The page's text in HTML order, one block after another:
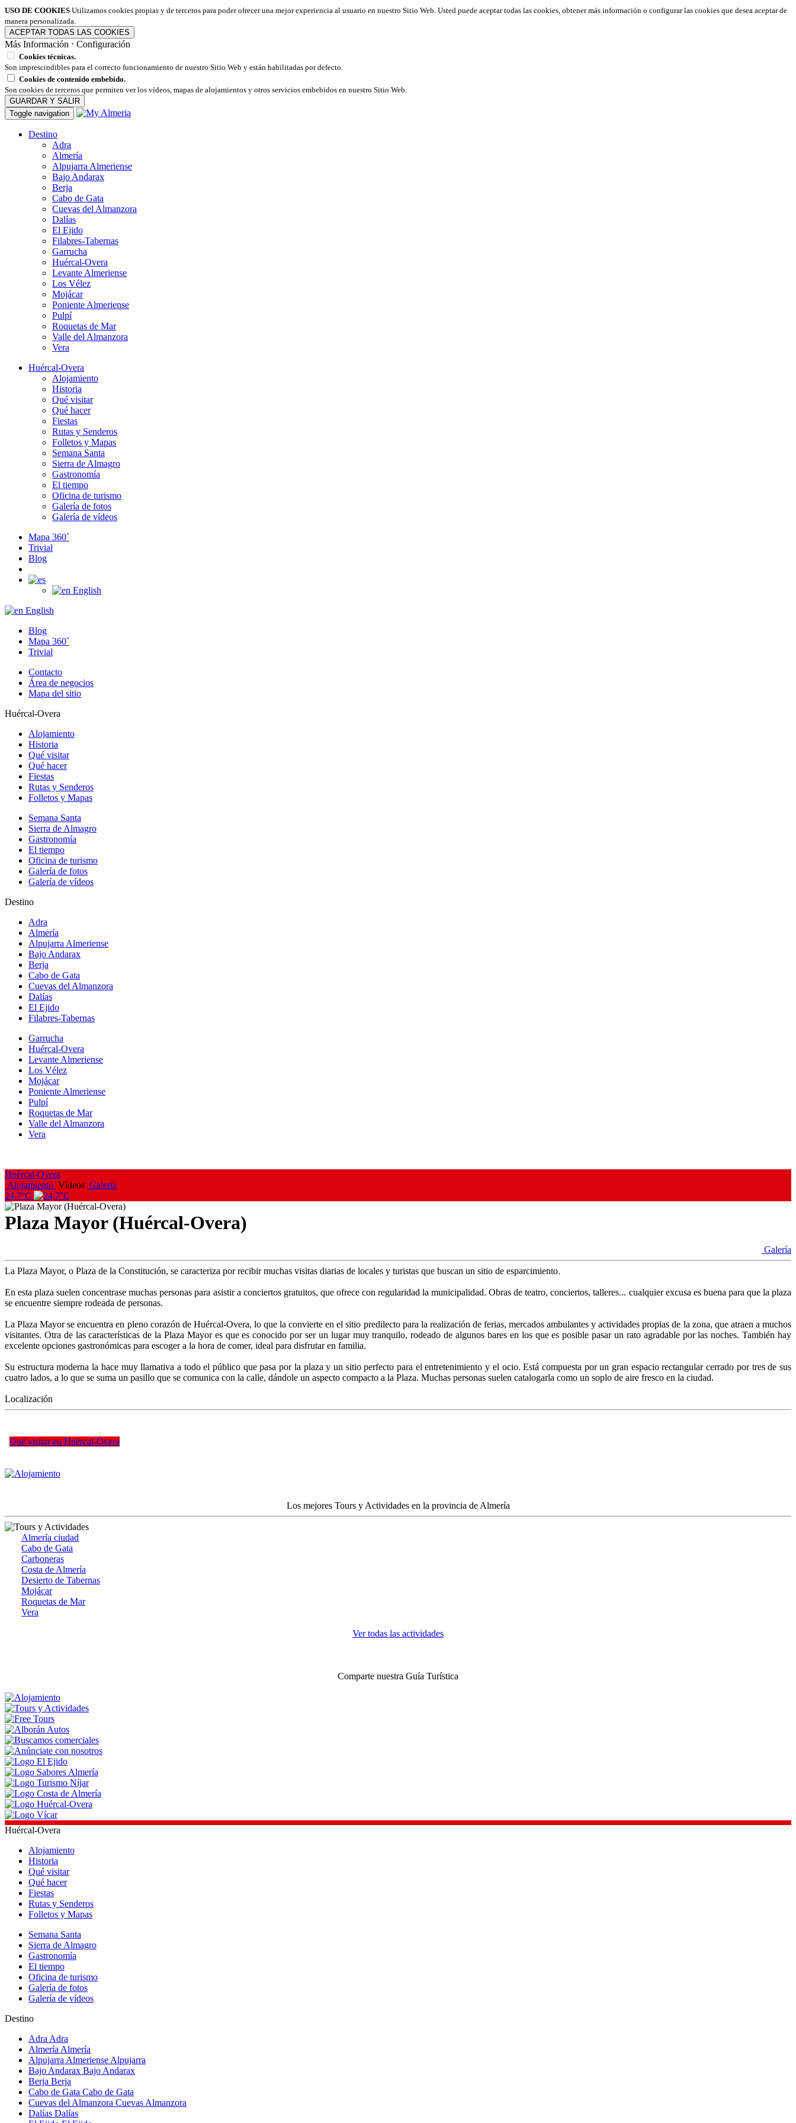
USO DE COOKIES Utilizamos cookies propias y de terceros para poder ofrecer una mejor experiencia al usuario en nuestro Sitio Web. Usted puede aceptar todas las cookies, obtener más información o configurar las cookies que desea aceptar de
manera personalizada.
ACEPTAR TODAS LAS COOKIES
Más Información ⋅ Configuración
Cookies técnicas.
Son imprescindibles para el correcto funcionamiento de nuestro Sitio Web y están habilitadas por defecto.
Cookies de contenido embebido.
Son cookies de terceros que permiten ver los vídeos, mapas de alojamientos y otros servicios embebidos en nuestro Sitio Web.
GUARDAR Y SALIR
Toggle navigation
Destino
Adra
Almería
Alpujarra Almeriense
Bajo Andarax
Berja
Cabo de Gata
Cuevas del Almanzora
Dalías
El Ejido
Filabres-Tabernas
Garrucha
Huércal-Overa
Levante Almeriense
Los Vélez
Mojácar
Poniente Almeriense
Pulpí
Roquetas de Mar
Valle del Almanzora
Vera
Huércal-Overa
Alojamiento
Historia
Qué visitar
Qué hacer
Fiestas
Rutas y Senderos
Folletos y Mapas
Semana Santa
Sierra de Almagro
Gastronomía
El tiempo
Oficina de turismo
Galería de fotos
Galería de vídeos
Mapa 360˚
Trivial
Blog
English
English
Blog
Mapa 360˚
Trivial
Contacto
Área de negocios
Mapa del sitio
Huércal-Overa
Alojamiento
Historia
Qué visitar
Qué hacer
Fiestas
Rutas y Senderos
Folletos y Mapas
Semana Santa
Sierra de Almagro
Gastronomía
El tiempo
Oficina de turismo
Galería de fotos
Galería de vídeos
Destino
Adra
Almería
Alpujarra Almeriense
Bajo Andarax
Berja
Cabo de Gata
Cuevas del Almanzora
Dalías
El Ejido
Filabres-Tabernas
Garrucha
Huércal-Overa
Levante Almeriense
Los Vélez
Mojácar
Poniente Almeriense
Pulpí
Roquetas de Mar
Valle del Almanzora
Vera
Huércal-Overa
Alojamiento Vídeos Galería
24,7°C
Plaza Mayor (Huércal-Overa)
Galería
La Plaza Mayor, o Plaza de la Constitución, se caracteriza por recibir muchas visitas diarias de locales y turistas que buscan un sitio de esparcimiento.
En esta plaza suelen concentrase muchas personas para asistir a conciertos gratuitos, que ofrece con regularidad la municipalidad. Obras de teatro, conciertos, talleres... cualquier excusa es buena para que la plaza
se encuentre siempre rodeada de personas.
La Plaza Mayor se encuentra en pleno corazón de Huércal-Overa, lo que la convierte en el sitio predilecto para la realización de ferias, mercados ambulantes y actividades propias de la zona, que atraen a muchos
visitantes. Otra de las características de la Plaza Mayor es que es conocido por ser un lugar muy tranquilo, rodeado de algunos bares en los que es posible pasar un rato agradable por las noches. También hay
excelente opciones gastronómicas para escoger a la hora de comer, ideal para disfrutar en familia.
Su estructura moderna la hace muy llamativa a todo el público que pasa por la plaza y un sitio perfecto para el entretenimiento y el ocio. Está compuesta por un gran espacio rectangular cerrado por tres de sus
cuatro lados, a lo que se suma un pasillo que se comunica con la calle, dándole un aspecto compacto a la Plaza. Muchas personas suelen catalogarla como un soplo de aire fresco en la ciudad.
Localización
Qué visitar en Huércal-Overa
Los mejores Tours y Actividades en la provincia de Almería
Almería ciudad
Cabo de Gata
Carboneras
Costa de Almería
Desierto de Tabernas
Mojácar
Roquetas de Mar
Vera
Ver todas las actividades
Comparte nuestra Guía Turística
Huércal-Overa
Alojamiento
Historia
Qué visitar
Qué hacer
Fiestas
Rutas y Senderos
Folletos y Mapas
Semana Santa
Sierra de Almagro
Gastronomía
El tiempo
Oficina de turismo
Galería de fotos
Galería de vídeos
Destino
Adra Adra
Almería Almería
Alpujarra Almeriense Alpujarra
Bajo Andarax Bajo Andarax
Berja Berja
Cabo de Gata Cabo de Gata
Cuevas del Almanzora Cuevas Almanzora
Dalías Dalías